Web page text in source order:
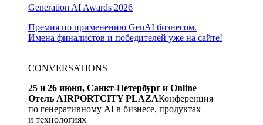
Generation AI Awards 2026
Премия по применению GenAI бизнесом.
Имена финалистов и победителей уже на сайте!
CONVERSATIONS
25 и 26 июня, Санкт-Петербург и Online
Отель AIRPORTCITY PLAZAКонференция
по генеративному AI в бизнесе, продуктах
и технологиях